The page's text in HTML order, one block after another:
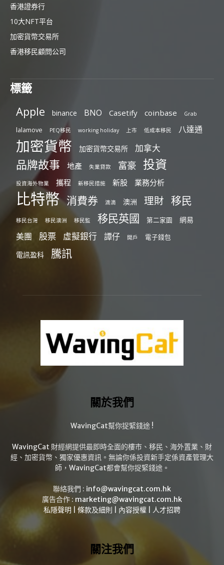
香港證券行
10大NFT平台
加密貨幣交易所
香港移民顧問公司
標籤
Apple binance BNO Casetify coinbase Grab
lalamove PEQ移民 working holiday 上市 低成本移民 八達通
加密貨幣 加密貨幣交易所 加拿大
品牌故事 地產 失業貸款 富豪 投資
投資海外物業 攜程 新移民措施 新股 業務分析
比特幣 消費券 滴滴 澳洲 理財 移民
移民台灣 移民澳洲 移民監 移民英國 第二家園 網易
美團 股票 虛擬銀行 譚仔 開戶 電子錢包
電訊盈科 騰訊
關於我們
WavingCat幫你捉緊錢途 !
WavingCat 財經網提供最即時全面的樓市、移民、海外置業、財
經、加密貨幣、獨家優惠資訊。無論你係投資新手定係資產管理大
師，WavingCat都會幫你捉緊錢途。
聯絡我們 : info@wavingcat.com.hk
廣告合作 : marketing@wavingcat.com.hk
私隱聲明
條款及細則 內容授權 人才招聘
關注我們